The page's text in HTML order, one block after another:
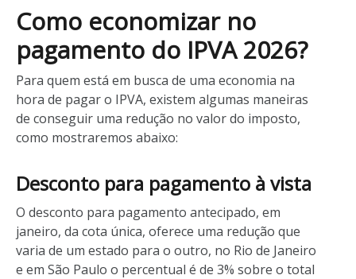
Como economizar no
pagamento do IPVA 2026?
Para quem está em busca de uma economia na
hora de pagar o IPVA, existem algumas maneiras
de conseguir uma redução no valor do imposto,
como mostraremos abaixo:
Desconto para pagamento à vista
O desconto para pagamento antecipado, em
janeiro, da cota única, oferece uma redução que
varia de um estado para o outro, no Rio de Janeiro
e em São Paulo o percentual é de 3% sobre o total